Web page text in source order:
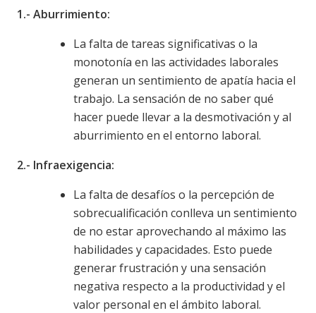
1.- Aburrimiento:
La falta de tareas significativas o la
monotonía en las actividades laborales
generan un sentimiento de apatía hacia el
trabajo. La sensación de no saber qué
hacer puede llevar a la desmotivación y al
aburrimiento en el entorno laboral.
2.- Infraexigencia:
La falta de desafíos o la percepción de
sobrecualificación conlleva un sentimiento
de no estar aprovechando al máximo las
habilidades y capacidades. Esto puede
generar frustración y una sensación
negativa respecto a la productividad y el
valor personal en el ámbito laboral.